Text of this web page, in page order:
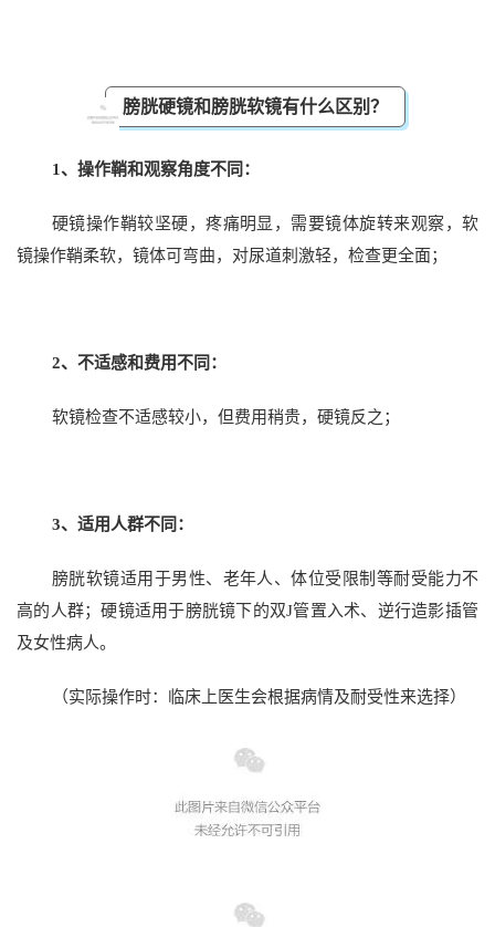
膀胱硬镜和膀胱软镜有什么区别？
1、操作鞘和观察角度不同：
硬镜操作鞘较坚硬，疼痛明显，需要镜体旋转来观察，软
镜操作鞘柔软，镜体可弯曲，对尿道刺激轻，检查更全面；
2、不适感和费用不同：
软镜检查不适感较小，但费用稍贵，硬镜反之；
3、适用人群不同：
膀胱软镜适用于男性、老年人、体位受限制等耐受能力不
高的人群；硬镜适用于膀胱镜下的双J管置入术、逆行造影插管
及女性病人。
（实际操作时：临床上医生会根据病情及耐受性来选择）